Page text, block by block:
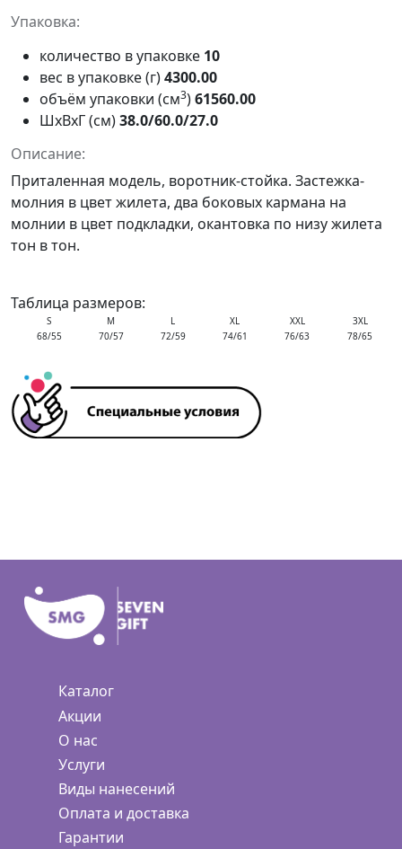
Упаковка:
количество в упаковке 10
вес в упаковке (г)4300.00
объём упаковки (см3)61560.00
ШxВxГ (см)38.0/60.0/27.0
Описание:
Приталенная модель, воротник-стойка. Застежка-
молния в цвет жилета, два боковых кармана на
молнии в цвет подкладки, окантовка по низу жилета
тон в тон.
Таблица размеров:
S M L XL XXL
3XL
68/55
70/57 72/59 74/61 76/63 78/65
Каталог
Акции
О нас
Услуги
Виды нанесений
Оплата и доставка
Гарантии